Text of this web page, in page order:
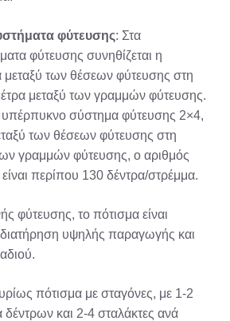
φύτευσης: Στα
φύτευσης συνηθίζεται η
μεταξύ των θέσεων φύτευσης στη
μεταξύ των γραμμών φύτευσης.
υπέρπυκνο σύστημα φύτευσης 2×4,
των θέσεων φύτευσης στη
γραμμών φύτευσης, ο αριθμός
περίπου 130 δέντρα/στρέμμα.
φύτευσης, το πότισμα είναι
διατήρηση υψηλής παραγωγής και
πότισμα με σταγόνες, με 1-2
δέντρων και 2-4 σταλάκτες ανά